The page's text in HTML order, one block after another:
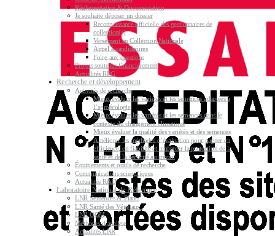
Réglementation & Documentation
Je souhaite déposer un dossier
Reconnaissance officielle des gestionnaires de
collection(s)
Versement en Collection Nationale
Appel à candidatures
Foire aux questions
Projets soutenus financièrement
Actualités RPG
Recherche et développement
Activités de recherche
Mieux évaluer les variétés et les semences adaptées à
l’agroécologie
Mieux évaluer les variétés et les semences dans le
contexte du changement climatique
Mieux évaluer la qualité des variétés et des semences
Améliorer les méthodes d’évaluation pour gagner en
efficience, en fiabilité et renforcer la protection de la
santé et de la sécurité au travail
Équipements et outils de recherche
Communications scientifiques
Actualités R&D
Laboratoire National de Référence
LNR Semences & Plants
LNR Santé des Végétaux
LNR OGM
Méthodes d’analyse
Actualités LNR